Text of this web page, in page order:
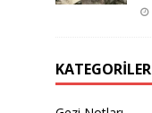
KATEGORILER